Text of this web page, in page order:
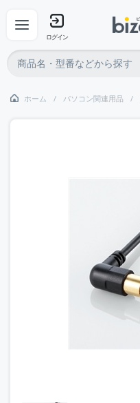
ログイン
ホーム パソコン関連用品